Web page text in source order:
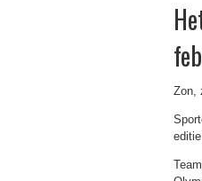
Zon,